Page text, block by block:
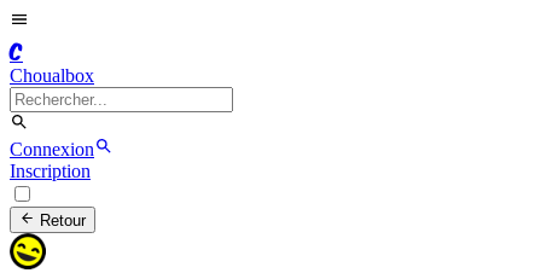
C
Choualbox
Connexion
Inscription
Retour